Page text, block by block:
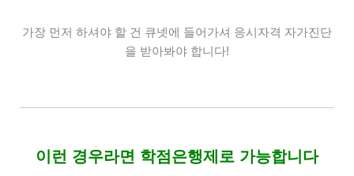
가장 먼저 하셔야 할 건 큐넷에 들어가셔 응시자격 자가진단
을 받아봐야 합니다!
이런 경우라면 학점은행제로 가능합니다